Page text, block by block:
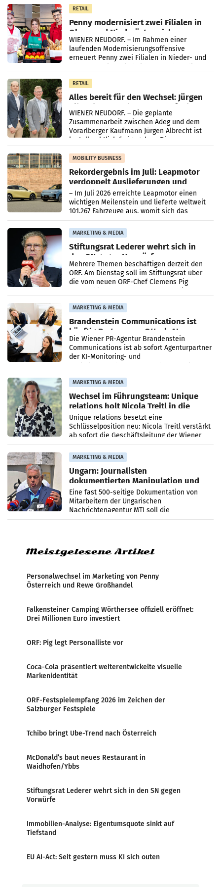
Müller-Filialen
RETAIL
Penny modernisiert zwei Filialen in
Ober- und Niederösterreich
WIENER NEUDORF. – Im Rahmen einer
laufenden Modernisierungsoffensive
erneuert Penny zwei Filialen in Nieder- und
RETAIL
Alles bereit für den Wechsel: Jürgen
Albrecht setzt ab 1.1.2027 auf Adeg
WIENER NEUDORF. – Die geplante
Zusammenarbeit zwischen Adeg und dem
Vorarlberger Kaufmann Jürgen Albrecht ist
kartellrechtlich freigegeben: Die
Bundeswettbewerbsbehörde und der
Bundeskartellanwalt
MOBILITY BUSINESS
Rekordergebnis im Juli: Leapmotor
verdoppelt Auslieferungen und
überschreitet die 100.000er-Marke
– Im Juli 2026 erreichte Leapmotor einen
wichtigen Meilenstein und lieferte weltweit
101.267 Fahrzeuge aus, womit sich das
Ergebnis gegenüber Juli 2025 mehr als
verdoppelte (+102
MARKETING & MEDIA
Stiftungsrat Lederer wehrt sich in
den SN gegen Vorwürfe
Mehrere Themen beschäftigen derzeit den
ORF. Am Dienstag soll im Stiftungsrat über
die vom neuen ORF-Chef Clemens Pig
MARKETING & MEDIA
Brandenstein Communications ist
künftig Partner von OtterlyAI
Die Wiener PR-Agentur Brandenstein
Communications ist ab sofort Agenturpartner
der KI-Monitoring- und
MARKETING & MEDIA
Wechsel im Führungsteam: Unique
relations holt Nicola Treitl in die
Geschäftsleitung
Unique relations besetzt eine
Schlüsselposition neu: Nicola Treitl verstärkt
ab sofort die Geschäftsleitung der Wiener
PR-Agentur an der Seite von Josef Kalina und
Anna Kalina-Mahr.
MARKETING & MEDIA
Ungarn: Journalisten
dokumentierten Manipulation und
Zensur
Eine fast 500-seitige Dokumentation von
Mitarbeitern der Ungarischen
Nachrichtenagentur MTI soll die
systematische Nachrichten-Manipulation und
Meistgelesene Artikel
Personalwechsel im Marketing von Penny
Österreich und Rewe Großhandel
Falkensteiner Camping Wörthersee offiziell eröffnet:
Drei Millionen Euro investiert
ORF: Pig legt Personalliste vor
Coca-Cola präsentiert weiterentwickelte visuelle
Markenidentität
ORF-Festspielempfang 2026 im Zeichen der
Salzburger Festspiele
Tchibo bringt Ube-Trend nach Österreich
McDonald’s baut neues Restaurant in
Waidhofen/Ybbs
Stiftungsrat Lederer wehrt sich in den SN gegen
Vorwürfe
Immobilien-Analyse: Eigentumsquote sinkt auf
Tiefstand
EU AI-Act: Seit gestern muss KI sich outen